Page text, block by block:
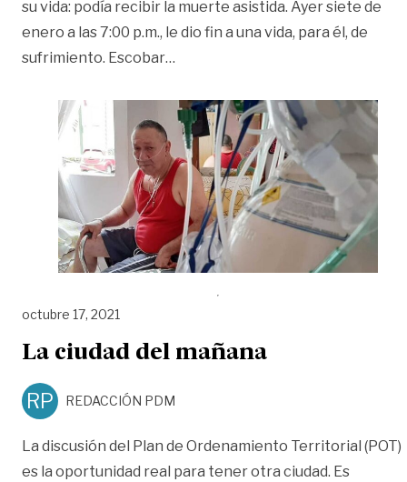
su vida: podía recibir la muerte asistida. Ayer siete de
enero a las 7:00 p.m., le dio fin a una vida, para él, de
sufrimiento. Escobar…
octubre 17, 2021
La ciudad del mañana
RP REDACCIÓN PDM
La discusión del Plan de Ordenamiento Territorial (POT)
es la oportunidad real para tener otra ciudad. Es